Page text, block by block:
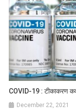
COVID-19 : टीकाकरण
December 22, 2021